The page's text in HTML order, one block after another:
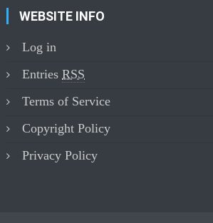
WEBSITE INFO
Log in
EntriesRSS
Terms of Service
Copyright Policy
Privacy Policy